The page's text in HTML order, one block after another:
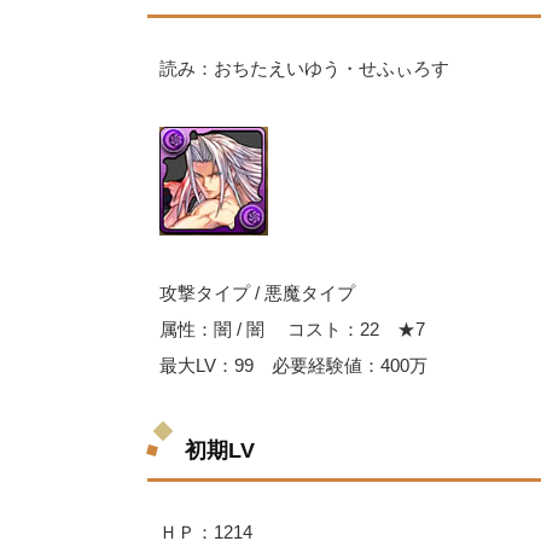
読み：おちたえいゆう・せふぃろす
攻撃タイプ / 悪魔タイプ
属性：闇 / 闇 コスト：22 ★7
最大LV：99 必要経験値：400万
初期LV
ＨＰ：1214